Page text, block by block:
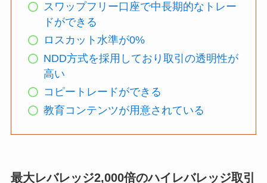
スワップフリー口座で中長期的なトレー
ドができる
ロスカット水準が0%
NDD方式を採用しており取引の透明性が
高い
コピートレードができる
教育コンテンツが用意されている
最大レバレッジ2,000倍のハイレバレッジ取引